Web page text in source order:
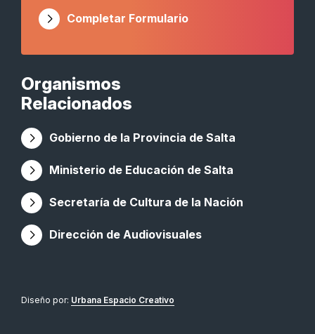
Organismos
Relacionados
Gobierno de la Provincia de Salta
Ministerio de Educación de Salta
Secretaría de Cultura de la Nación
Dirección de Audiovisuales
Completar Formulario
Diseño por: Urbana Espacio Creativo